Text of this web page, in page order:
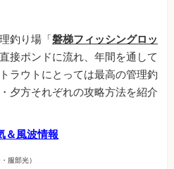
釣り場「磐梯フィッシングロッ
接ポンドに流れ、年間を通して
ラウトにとっては最高の管理釣
夕方それぞれの攻略方法を紹介
＆風波情報
服部光）